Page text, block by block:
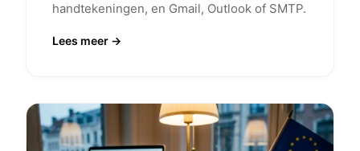
handtekeningen, en Gmail, Outlook of SMTP.
Lees meer →